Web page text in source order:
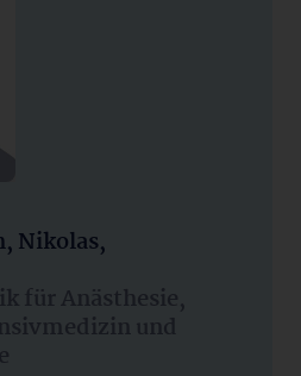
Nikolas,
für Anästhesie,
und